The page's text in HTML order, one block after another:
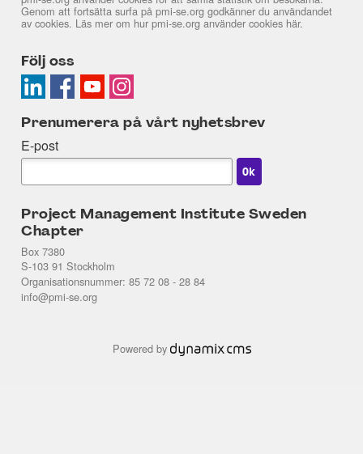
Genom att fortsätta surfa på pmi-se.org godkänner du användandet
av cookies. Läs mer om hur pmi-se.org använder cookies här.
Följ oss
Prenumerera på vårt nyhetsbrev
E-post
Project Management Institute Sweden
Chapter
Box 7380
S-103 91 Stockholm
Organisationsnummer: 85 72 08 - 28 84
info@pmi-se.org
Powered by